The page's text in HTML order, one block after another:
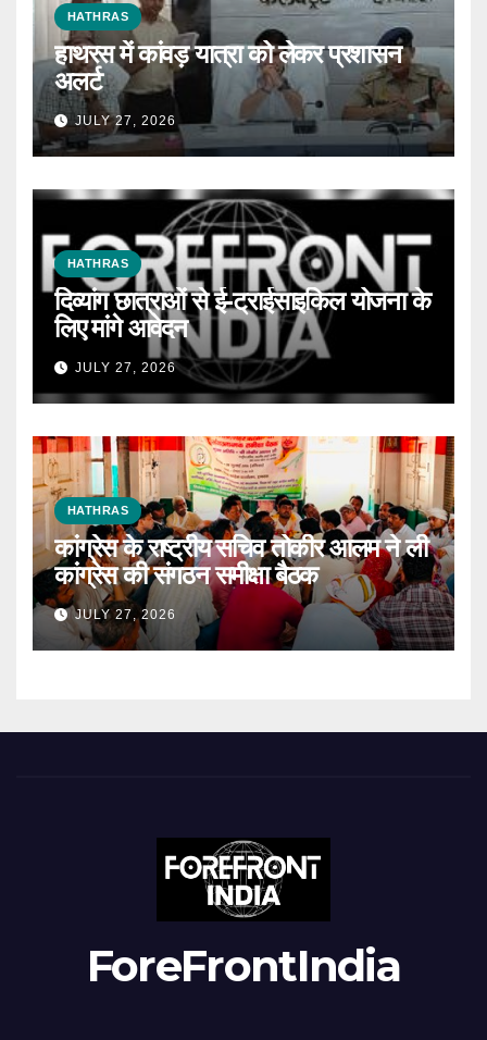
HATHRAS
हाथरस में कांवड़ यात्रा को लेकर प्रशासन
अलर्ट
JULY 27, 2026
HATHRAS
दिव्यांग छात्राओं से ई-ट्राईसाइकिल योजना के
लिए मांगे आवेदन
JULY 27, 2026
HATHRAS
कांग्रेस के राष्ट्रीय सचिव तोकीर आलम ने ली
कांग्रेस की संगठन समीक्षा बैठक
JULY 27, 2026
ForeFrontIndia